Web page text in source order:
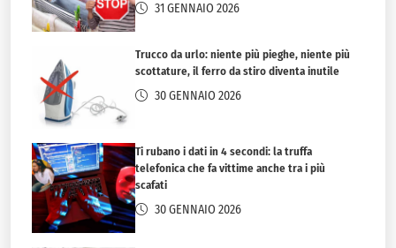
31 GENNAIO 2026
Trucco da urlo: niente più pieghe, niente più
scottature, il ferro da stiro diventa inutile
30 GENNAIO 2026
Ti rubano i dati in 4 secondi: la truffa
telefonica che fa vittime anche tra i più
scafati
30 GENNAIO 2026